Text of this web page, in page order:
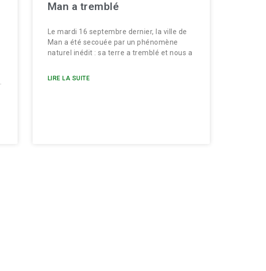
Man a tremblé
Le mardi 16 septembre dernier, la ville de
Man a été secouée par un phénomène
naturel inédit : sa terre a tremblé et nous a
LIRE LA SUITE